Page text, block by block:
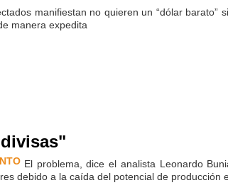
manifiestan no quieren un “dólar barato”
manera expedita
El problema, dice el analista Leonardo
debido a la caída del potencial de producción